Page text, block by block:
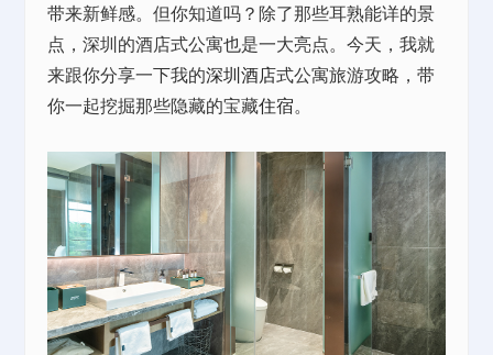
带来新鲜感。但你知道吗？除了那些耳熟能详的景
点，深圳的酒店式公寓也是一大亮点。今天，我就
来跟你分享一下我的深圳酒店式公寓旅游攻略，带
你一起挖掘那些隐藏的宝藏住宿。